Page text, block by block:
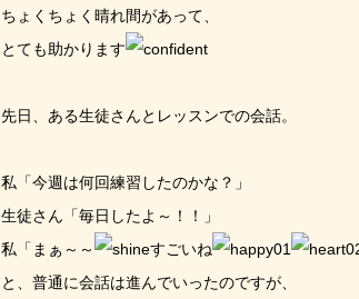
ちょくちょく晴れ間があって、
とても助かります
先日、ある生徒さんとレッスンでの会話。
私「今週は何回練習したのかな？」
生徒さん「毎日したよ～！！」
私「まぁ～～
すごいね
と、普通に会話は進んでいったのですが、